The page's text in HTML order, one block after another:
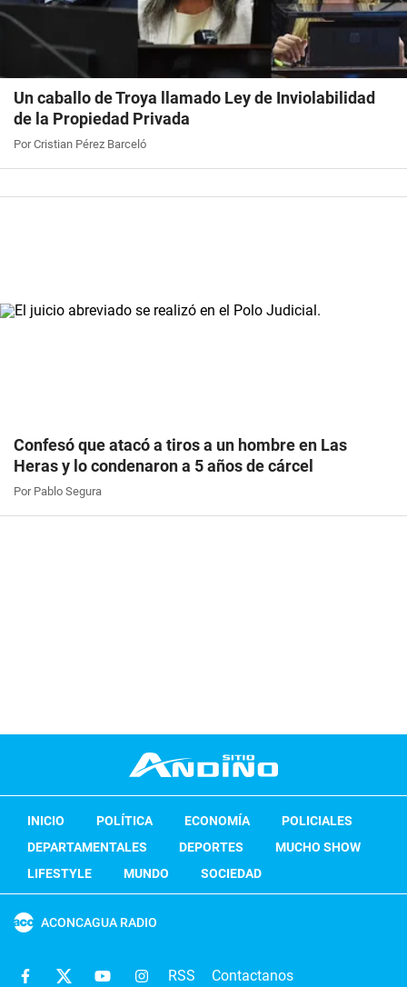
Un caballo de Troya llamado Ley de Inviolabilidad
de la Propiedad Privada
Por Cristian Pérez Barceló
Confesó que atacó a tiros a un hombre en Las
Heras y lo condenaron a 5 años de cárcel
Por Pablo Segura
INICIO POLÍTICA ECONOMÍA
POLICIALES
DEPARTAMENTALES
DEPORTES
MUCHO SHOW
LIFESTYLE
MUNDO SOCIEDAD
ACONCAGUA RADIO
RSS Contactanos